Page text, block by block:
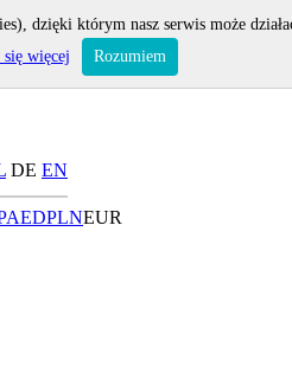
DE EN
AEDPLNEUR
dzięki którym nasz serwis może
więcej Rozumiem